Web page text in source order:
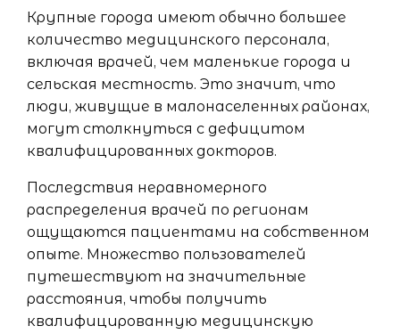
Крупные города имеют обычно большее
количество медицинского персонала,
включая врачей, чем маленькие города и
сельская местность. Это значит, что
люди, живущие в малонаселенных районах,
могут столкнуться с дефицитом
квалифицированных докторов.
Последствия неравномерного
распределения врачей по регионам
ощущаются пациентами на собственном
опыте. Множество пользователей
путешествуют на значительные
расстояния, чтобы получить
квалифицированную медицинскую